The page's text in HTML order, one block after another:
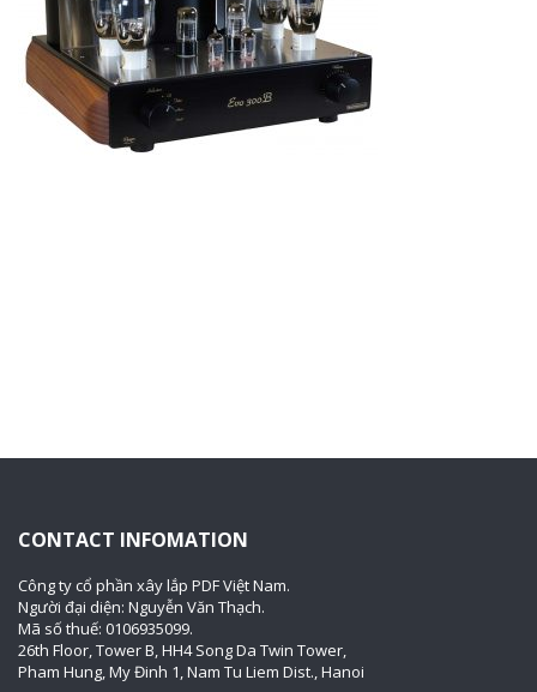
CONTACT INFOMATION
Công ty cổ phần xây lắp PDF Việt Nam.
Người đại diện: Nguyễn Văn Thạch.
Mã số thuế: 0106935099.
26th Floor, Tower B, HH4 Song Da Twin Tower,
Pham Hung, My Đinh 1, Nam Tu Liem Dist., Hanoi